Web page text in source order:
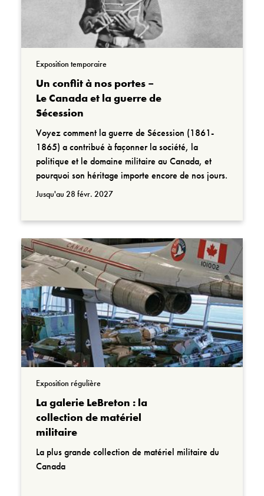
Exposition temporaire
Un conflit à nos portes –
Le Canada et la guerre de
Sécession
Voyez comment la guerre de Sécession (1861-
1865) a contribué à façonner la société, la
politique et le domaine militaire au Canada, et
pourquoi son héritage importe encore de nos jours.
Jusqu'au 28 févr. 2027
Exposition régulière
La galerie LeBreton : la
collection de matériel
militaire
La plus grande collection de matériel militaire du
Canada